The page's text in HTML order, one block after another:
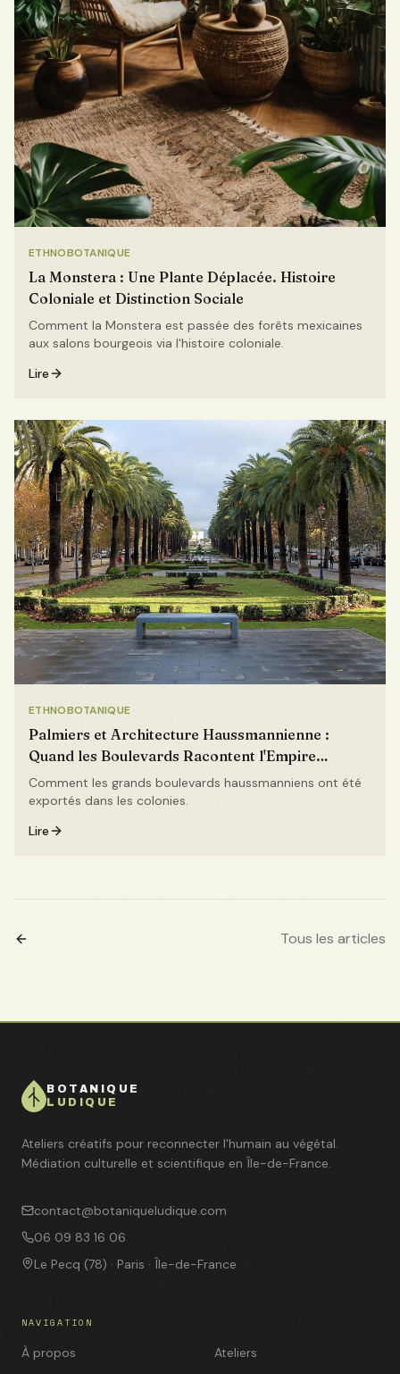
ETHNOBOTANIQUE
La Monstera : Une Plante Déplacée. Histoire
Coloniale et Distinction Sociale
Comment la Monstera est passée des forêts mexicaines
aux salons bourgeois via l'histoire coloniale.
Lire
ETHNOBOTANIQUE
Palmiers et Architecture Haussmannienne :
Quand les Boulevards Racontent l'Empire
Colonial
Comment les grands boulevards haussmanniens ont été
exportés dans les colonies.
Lire
Tous les articles
BOTANIQUE
LUDIQUE
Ateliers créatifs pour reconnecter l'humain au végétal.
Médiation culturelle et scientifique en Île-de-France.
contact@botaniqueludique.com
06 09 83 16 06
Le Pecq (78) · Paris · Île-de-France
NAVIGATION
À propos
Ateliers